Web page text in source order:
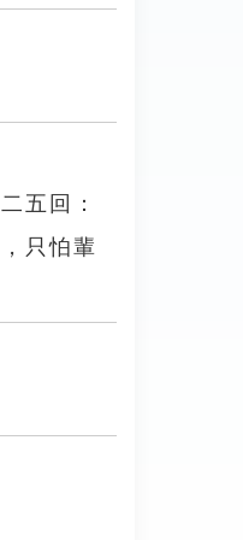
五回：
只怕輩